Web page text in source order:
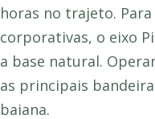
horas no trajeto. Para
corporativas, o eixo
a base natural.
as principais
baiana.